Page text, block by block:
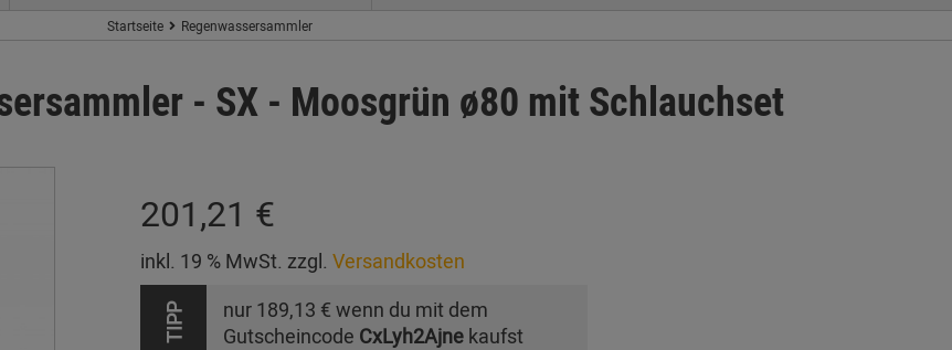
Startseite Regenwassersammler
- SX - Moosgrün ø80 mit Schlauchset
201,21 €
inkl. 19 % MwSt. zzgl. Versandkosten
TIPP nur 189,13 € wenn du mit dem
Gutscheincode CxLyh2Ajnekaufst